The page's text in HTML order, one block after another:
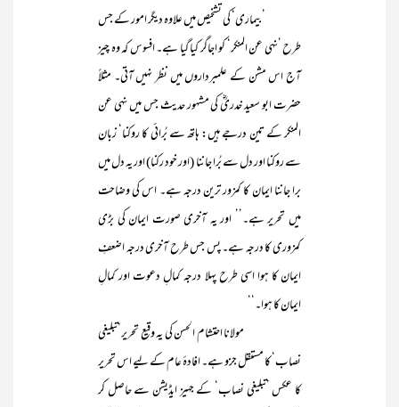
’بیماری‘ کی تشخیص میں علاوہ دیگر امور کے جس
طرح ’نہی عن المنکر‘ کو اجاگر کیا گیا ہے۔ افسوس کہ وہ چیز
آج اس مشن کے علمبرداروں میں نظر نہیں آتی۔ مثلاً
حضرت ابو سعید خدریؓ کی مشہور حدیث جس میں نہی عن
المنکر کے تین درجے ہیں: ہاتھ سے بُرائی کا روکنا‘ زبان
سے روکنا اور دل سے بُرا جاننا (اور خود رکنا) اور یہ دل میں
برا جاننا ایمان کا کمزور ترین درجہ ہے۔ اس کی وضاحت
میں تحریر ہے۔’’ اور یہ آخری صورت ایمان کی بڑی
کمزوری کا درجہ ہے۔ پس جس طرح آخری درجہ اضعفِ
ایمان کا ہوا اسی طرح پہلا درجہ کمالِ دعوت اور کمالِ
ایمان کا ہوا۔‘‘
مولانا احتشام الحسن کی یہ وقیع تحریر’تبلیغی
نصاب‘ کا مستقل جزو ہے۔ افادۂ عام کے لیے اس تحریر
کا عکس ’تبلیغی نصاب‘ کے جہیز ایڈیشن سے حاصل کر